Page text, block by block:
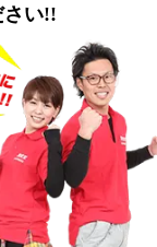
さい!!